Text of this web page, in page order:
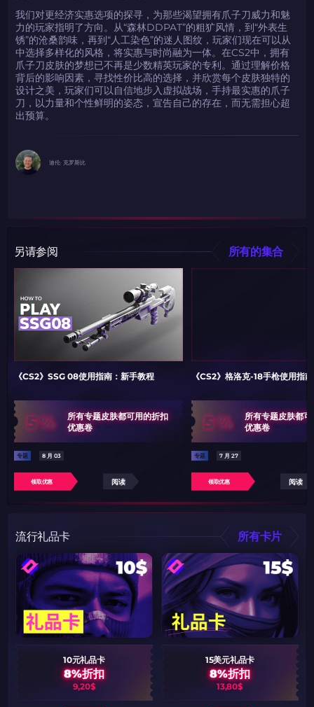
我们对更经济实惠选项的探寻，为那些渴望拥有爪子刀威力和魅
力的玩家指明了方向。从“森林DDPAT”的粗犷风情，到“外表生
锈”的沧桑韵味，再到“人工染色”的迷人图纹，玩家们现在可以从
中选择多样化的风格，将实惠与时尚融为一体。在CS2中，拥有
爪子刀皮肤的梦想已不再是少数精英玩家的专利。通过理解价格
背后的影响因素，寻找性价比高的选择，并欣赏每个皮肤独特的
设计之美，玩家们可以自信地步入虚拟战场，手持最实惠的爪子
刀，以力量和个性鲜明的姿态，宣告自己的存在，而无需担心超
出预算。
迪伦· 克罗斯比
另请参阅 所有的集合
《CS2》SSG 08使用指南：新手教程
5%
所有专题皮肤都可用的折扣
优惠卷
专题 8 月 03
领取优惠 阅读
《CS2》格洛克-18手枪使用指
5%
所有专题皮肤都
优惠卷
专题 7 月 27
领取优惠 阅读
流行礼品卡 所有卡片
10元礼品卡
8%折扣
9,20$
15美元礼品卡
8%折扣
13,80$